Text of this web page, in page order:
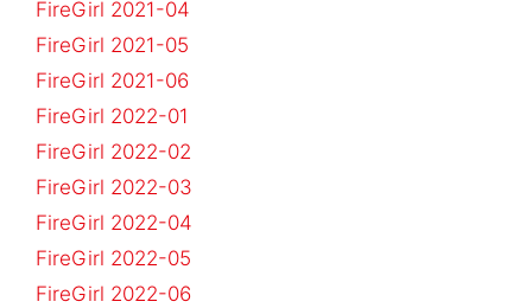
FireGirl 2021-04
FireGirl 2021-05
FireGirl 2021-06
FireGirl 2022-01
FireGirl 2022-02
FireGirl 2022-03
FireGirl 2022-04
FireGirl 2022-05
FireGirl 2022-06